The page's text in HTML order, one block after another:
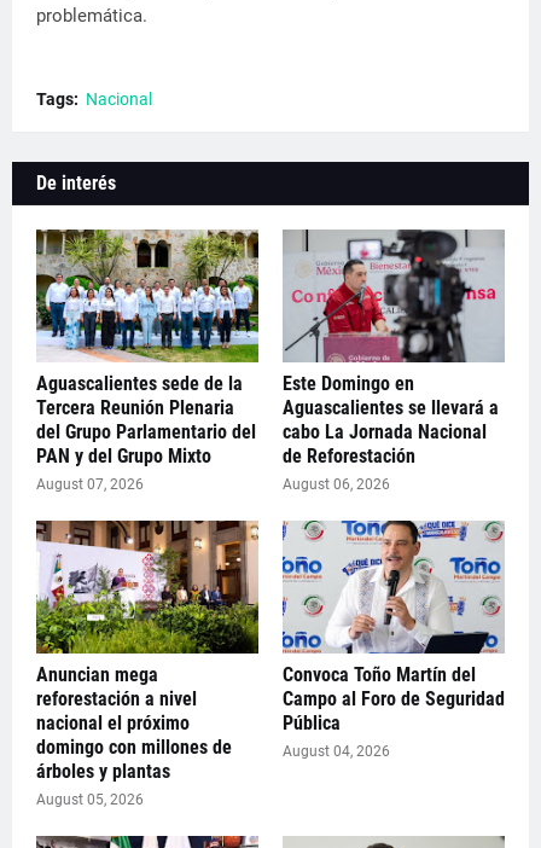
problemática.
Tags: Nacional
De interés
Aguascalientes sede de la
Tercera Reunión Plenaria
del Grupo Parlamentario del
PAN y del Grupo Mixto
August 07, 2026
Este Domingo en
Aguascalientes se llevará a
cabo La Jornada Nacional
de Reforestación
August 06, 2026
Anuncian mega
reforestación a nivel
nacional el próximo
domingo con millones de
árboles y plantas
August 05, 2026
Convoca Toño Martín del
Campo al Foro de Seguridad
Pública
August 04, 2026